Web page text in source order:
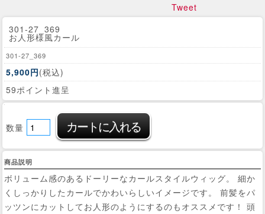
Tweet
301-27_369
お人形様風カール
301-27_369
5,900円(税込)
59ポイント進呈
数量
商品説明
ボリューム感のあるドーリーなカールスタイルウィッグ。 細か
くしっかりしたカールでかわいらしいイメージです。 前髪をパ
ッツンにカットしてお人形のようにするのもオススメです！ 頭